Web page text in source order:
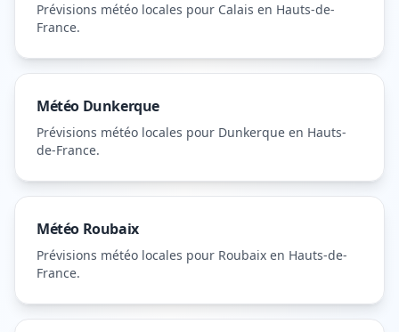
Prévisions météo locales pour Calais en Hauts-de-
France.
Météo Dunkerque
Prévisions météo locales pour Dunkerque en Hauts-
de-France.
Météo Roubaix
Prévisions météo locales pour Roubaix en Hauts-de-
France.